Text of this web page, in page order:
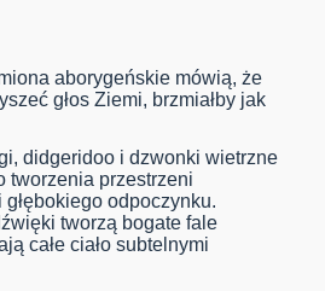
aborygeńskie mówią, że
głos Ziemi, brzmiałby jak
didgeridoo i dzwonki wietrzne
tworzenia przestrzeni
odpoczynku.
tworzą bogate fale
całe ciało subtelnymi